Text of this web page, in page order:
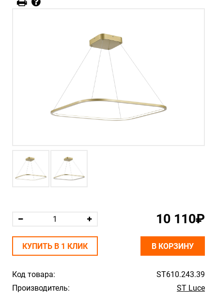
Код товара:
ST610.243.39
Производитель:
ST Luce
10 110₽
КУПИТЬ В 1 КЛИК В КОРЗИНУ